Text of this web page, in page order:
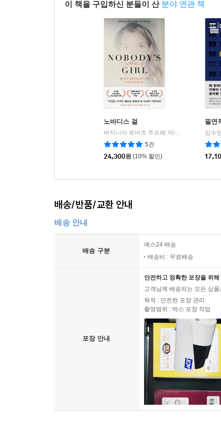
이 책을 구입하신 분들이 산 분야 연관 책
노바디스 걸
버지니아 로버츠 주프레 저/김나연 역
은행
5건
24,300원 (10% 할인)
필연
김수
배송/반품/교환 안내
배송 안내
배송 구분
예스24 배송
배송비 : 무료배송
포장 안내
안전하고 정확한 포장을 위
고객님께 배송되는 모든 상
목적 : 안전한 포장 관리
촬영범위 : 박스 포장 작업